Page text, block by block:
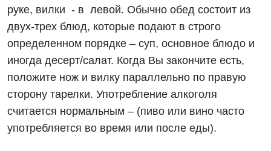
руке, вилки - в левой. Обычно обед состоит из
двух-трех блюд, которые подают в строго
определенном порядке – суп, основное блюдо и
иногда десерт/салат. Когда Вы закончите есть,
положите нож и вилку параллельно по правую
сторону тарелки. Употребление алкоголя
считается нормальным – (пиво или вино часто
употребляется во время или после еды).